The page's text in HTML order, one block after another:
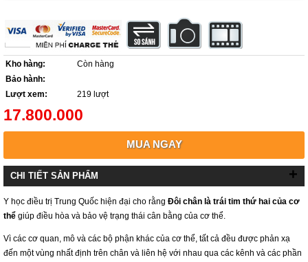
Kho hàng:
Còn hàng
Bảo hành:
Lượt xem:
219 lượt
17.800.000
MUA NGAY
CHI TIẾT SẢN PHẨM +
Y học điều trị Trung Quốc hiện đại cho rằng Đôi chân là trái tim thứ hai của cơ
thể giúp điều hòa và bảo vệ trạng thái cân bằng của cơ thể.
Vì các cơ quan, mô và các bộ phận khác của cơ thể, tất cả đều được phản xạ
đến một vùng nhất định trên chân và liên hệ với nhau qua các kênh và các phần